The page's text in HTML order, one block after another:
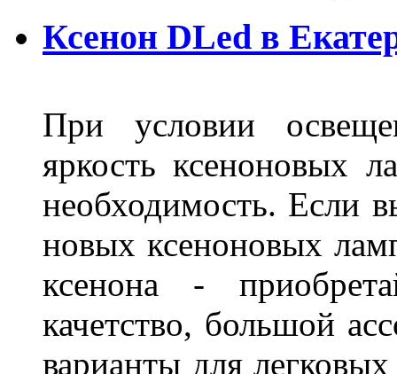
Ксенон DLed в
При условии
яркость ксеноновых
необходимость. Если
новых ксеноновых
ксенона -
качетство, большой
варианты для